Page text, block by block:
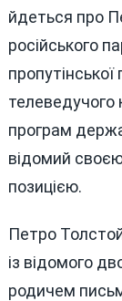
йдеться про
російського
телеведучого
програм
відомий
позицією.
Петро
із відомого
родичем